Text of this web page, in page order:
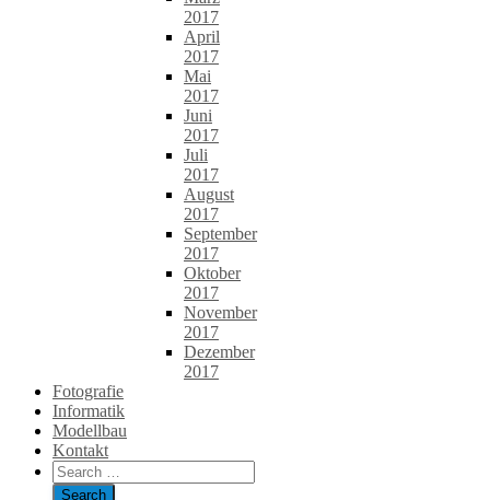
2017
April
2017
Mai
2017
Juni
2017
Juli
2017
August
2017
September
2017
Oktober
2017
November
2017
Dezember
2017
Fotografie
Informatik
Modellbau
Kontakt
Search
for: